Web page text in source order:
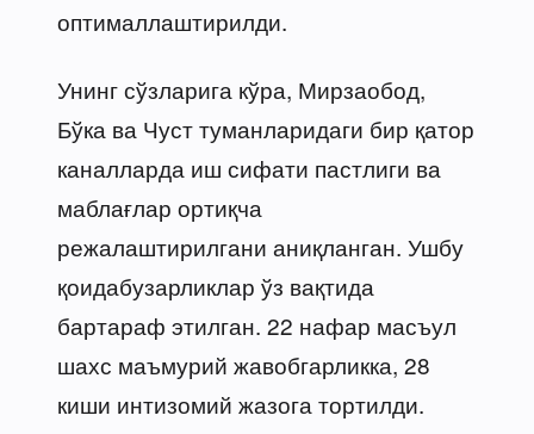
оптималлаштирилди.
Унинг сўзларига кўра, Мирзаобод,
Бўка ва Чуст туманларидаги бир қатор
каналларда иш сифати пастлиги ва
маблағлар ортиқча
режалаштирилгани аниқланган. Ушбу
қоидабузарликлар ўз вақтида
бартараф этилган. 22 нафар масъул
шахс маъмурий жавобгарликка, 28
киши интизомий жазога тортилди.